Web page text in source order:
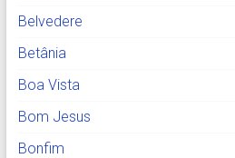
Belvedere
Betânia
Boa Vista
Bom Jesus
Bonfim